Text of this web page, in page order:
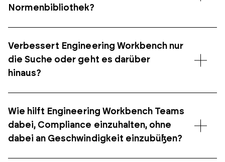
Normenbibliothek?
Verbessert Engineering Workbench nur
die Suche oder geht es darüber
hinaus?
Wie hilft Engineering Workbench Teams
dabei, Compliance einzuhalten, ohne
dabei an Geschwindigkeit einzubüßen?